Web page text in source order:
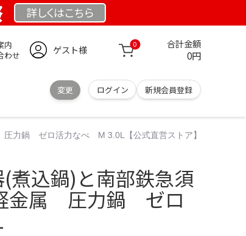
詳しくはこちら
内
わせ
ゲスト様 0 合計金額
0円
変更 ログイン 新規会員登録
力鍋 ゼロ活力なべ M 3.0L【公式直営ストア】
込鍋)と南部鉄急須
金属 圧力鍋 ゼロ